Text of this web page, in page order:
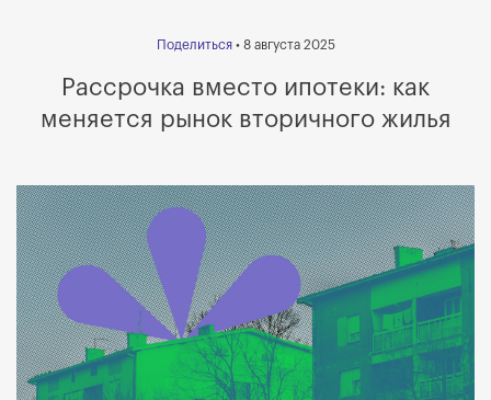
Поделиться• 8 августа 2025
Рассрочка вместо ипотеки: как
меняется рынок вторичного жилья